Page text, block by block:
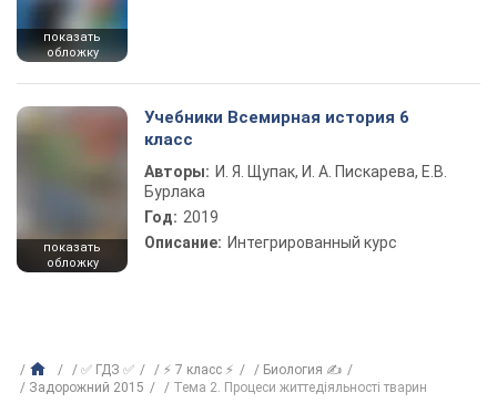
показать
обложку
показать
обложку
Учебники Всемирная история 6
класс
Авторы: И. Я. Щупак, И. А. Пискарева, Е.В.
Бурлака
Год: 2019
Описание: Интегрированный курс
✅ ГДЗ ✅ ⚡ 7 класс ⚡
Биология ✍
Задорожний 2015
Тема 2. Процеси життедіяльності тварин